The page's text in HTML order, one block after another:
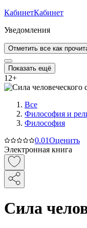
КабинетКабинет
Уведомления
Отметить все как
Показать ещё
12+
Все
Философия и
Философия
0.01Оценить
Электронная книга
Сила